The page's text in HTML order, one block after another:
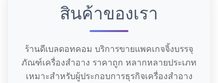
สินค้าของเรา
ร้านดีเบลดอทคอม บริการขายแพคเกจจิ้งบรรจุ
ภัณฑ์เครื่องสำอาง ราคาถูก หลากหลายประเภท
เหมาะสำหรับผู้ประกอบการธุรกิจเครื่องสำอาง